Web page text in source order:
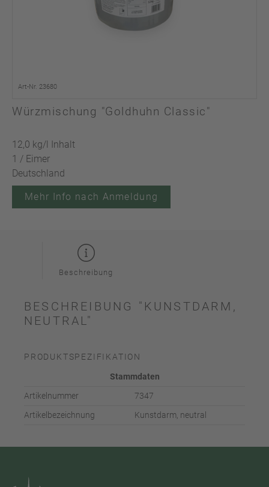
Art-Nr. 23680
Würzmischung "Goldhuhn Classic"
12,0 kg/l Inhalt
1 / Eimer
Deutschland
Mehr Info nach Anmeldung
Beschreibung
BESCHREIBUNG "KUNSTDARM,
NEUTRAL"
PRODUKTSPEZIFIKATION
Stammdaten
Artikelnummer
7347
Artikelbezeichnung
Kunstdarm, neutral